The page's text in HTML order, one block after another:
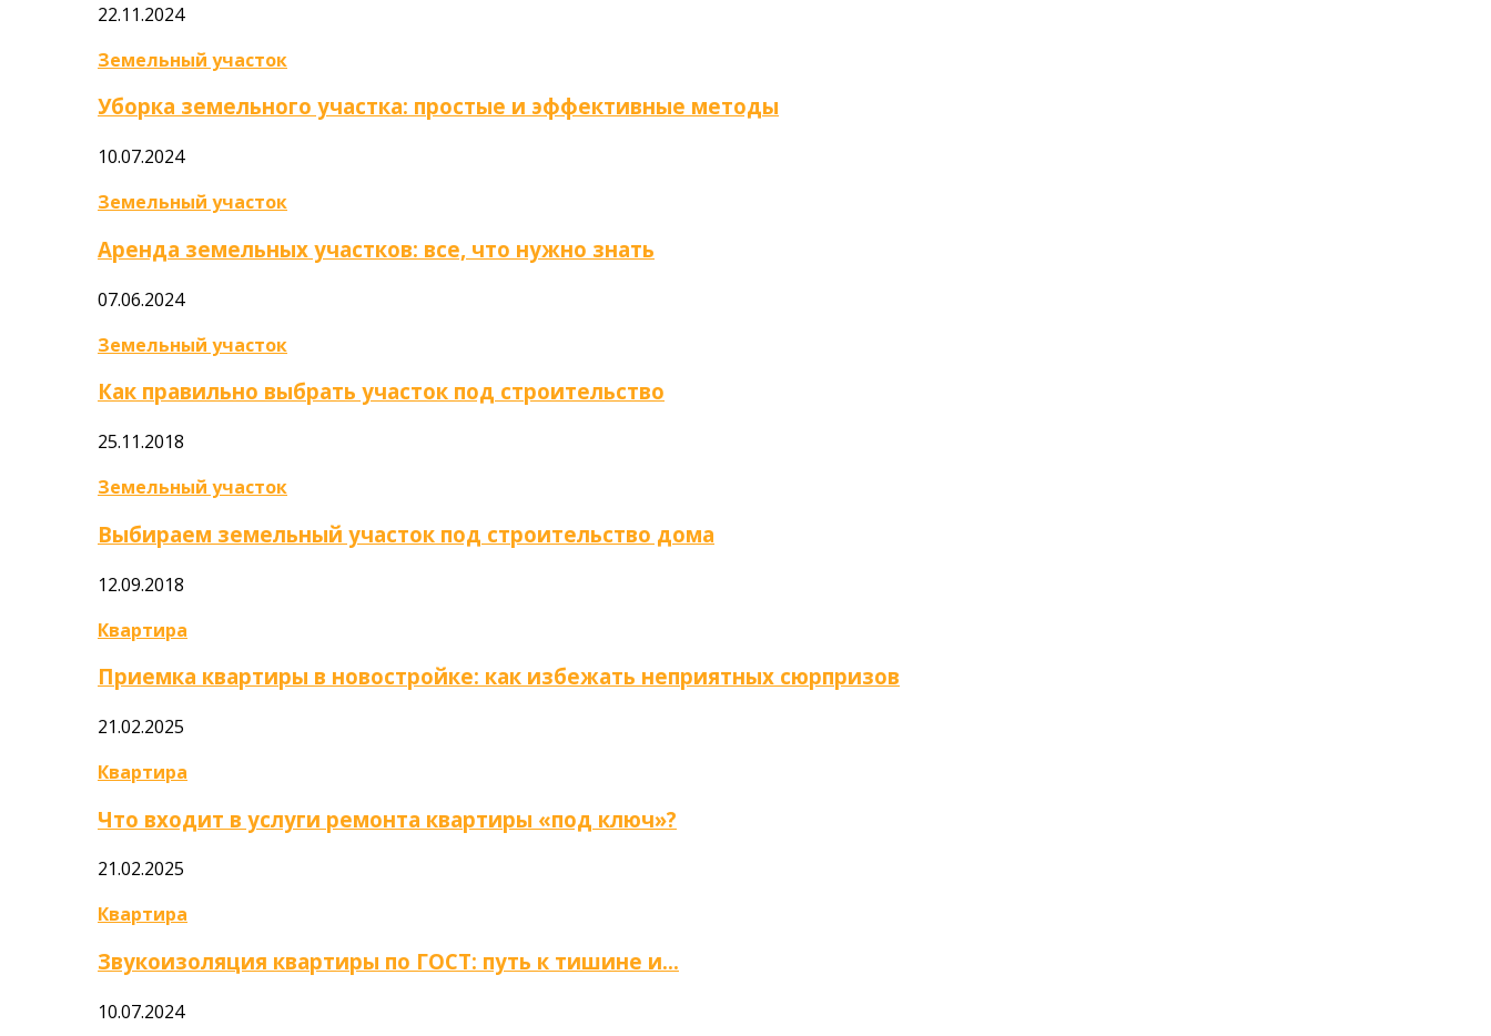
22.11.2024
Земельный участок
Уборка земельного участка: простые и эффективные методы
10.07.2024
Земельный участок
Аренда земельных участков: все, что нужно знать
07.06.2024
Земельный участок
Как правильно выбрать участок под строительство
25.11.2018
Земельный участок
Выбираем земельный участок под строительство дома
12.09.2018
Квартира
Приемка квартиры в новостройке: как избежать неприятных сюрпризов
21.02.2025
Квартира
Что входит в услуги ремонта квартиры «под ключ»?
21.02.2025
Квартира
Звукоизоляция квартиры по ГОСТ: путь к тишине и…
10.07.2024